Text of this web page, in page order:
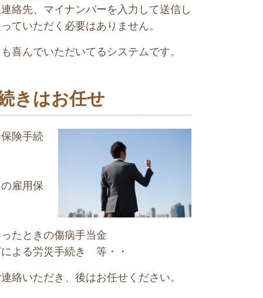
絡先、マイナンバーを入力して送信し
ていただく必要はありません。
喜んでいただいてるシステムです。
きはお任せ
険手続
雇用保
たときの傷病手当金
よる労災手続き 等・・
絡いただき、後はお任せください。